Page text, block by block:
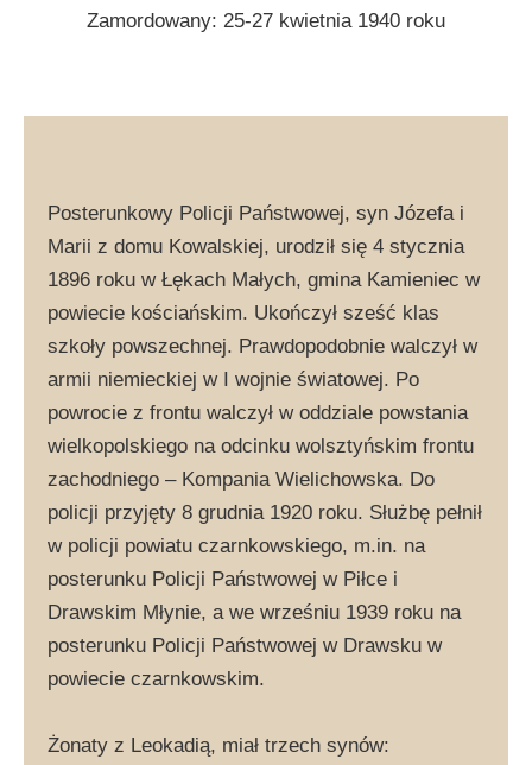
Zamordowany: 25-27 kwietnia 1940 roku
Posterunkowy Policji Państwowej, syn Józefa i
Marii z domu Kowalskiej, urodził się 4 stycznia
1896 roku w Łękach Małych, gmina Kamieniec w
powiecie kościańskim. Ukończył sześć klas
szkoły powszechnej. Prawdopodobnie walczył w
armii niemieckiej w I wojnie światowej. Po
powrocie z frontu walczył w oddziale powstania
wielkopolskiego na odcinku wolsztyńskim frontu
zachodniego – Kompania Wielichowska. Do
policji przyjęty 8 grudnia 1920 roku. Służbę pełnił
w policji powiatu czarnkowskiego, m.in. na
posterunku Policji Państwowej w Piłce i
Drawskim Młynie, a we wrześniu 1939 roku na
posterunku Policji Państwowej w Drawsku w
powiecie czarnkowskim.
Żonaty z Leokadią, miał trzech synów: